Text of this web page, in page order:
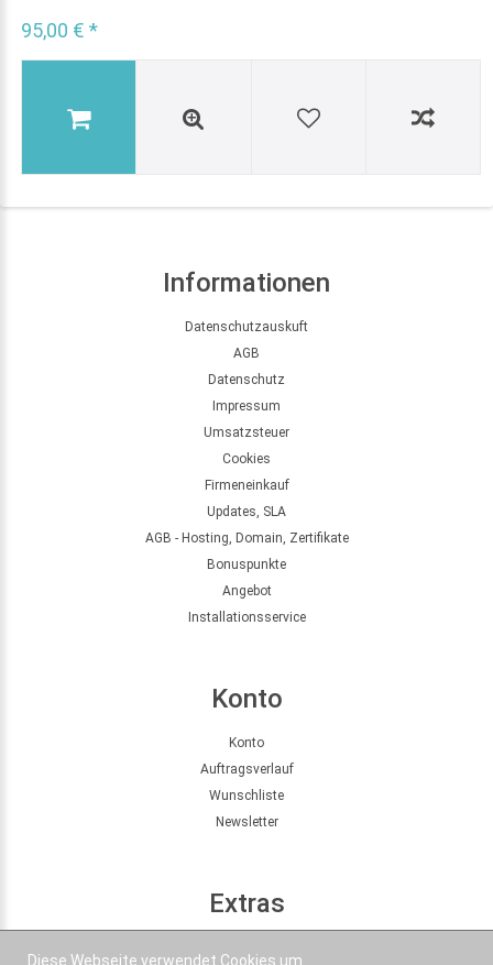
95,00 € *
Informationen
Datenschutzauskuft
AGB
Datenschutz
Impressum
Umsatzsteuer
Cookies
Firmeneinkauf
Updates, SLA
AGB - Hosting, Domain, Zertifikate
Bonuspunkte
Angebot
Installationsservice
Konto
Konto
Auftragsverlauf
Wunschliste
Newsletter
Extras
Diese Webseite verwendet Cookies um